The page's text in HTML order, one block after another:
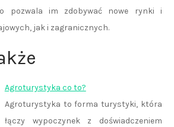
pozwala im zdobywać nowe rynki i
jak i zagranicznych.
Agroturystyka co to?
Agroturystyka to forma turystyki, która
łączy wypoczynek z doświadczeniem